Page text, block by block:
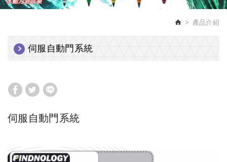
產品介紹
伺服自動門系統
伺服自動門系統